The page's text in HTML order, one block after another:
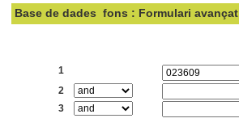
Base de dades fons : Formulari avançat
1
2
3